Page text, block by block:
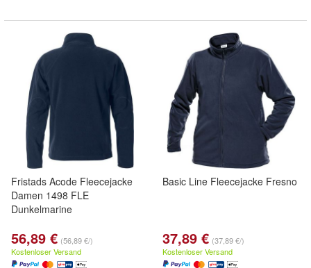
Fristads Acode Fleecejacke
Damen 1498 FLE
Dunkelmarine
56,89 € (56,89 €/)
Kostenloser Versand
Basic Line Fleecejacke Fresno
37,89 € (37,89 €/)
Kostenloser Versand